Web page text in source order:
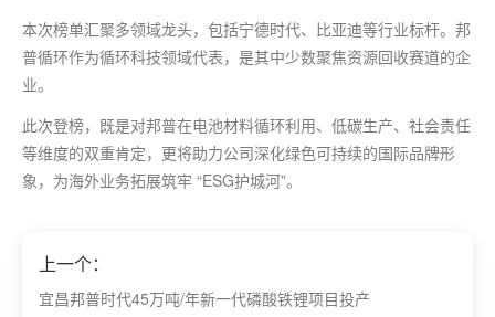
本次榜单汇聚多领域龙头，包括宁德时代、比亚迪等行业标杆。邦
普循环作为循环科技领域代表，是其中少数聚焦资源回收赛道的企
业。
此次登榜，既是对邦普在电池材料循环利用、低碳生产、社会责任
等维度的双重肯定，更将助力公司深化绿色可持续的国际品牌形
象，为海外业务拓展筑牢 “ESG护城河”。
上一个：
​宜昌邦普时代45万吨/年新一代磷酸铁锂项目投产